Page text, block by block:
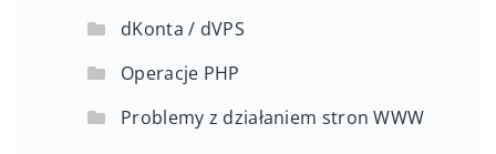
dKonta / dVPS
Operacje PHP
Problemy z działaniem stron WWW